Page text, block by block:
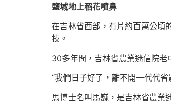
鹽堿地上稻花噴鼻
在吉林省西部，有片約百萬公頃
技。
30多年間，吉林省農業迷信院老
“我們日子好了，離不開一代代
馬博士名叫馬巍，是吉林省農業